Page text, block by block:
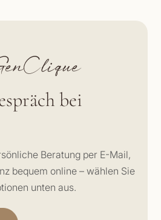
bei
Beratung per E-Mail,
bequem online – wählen Sie
unten aus.